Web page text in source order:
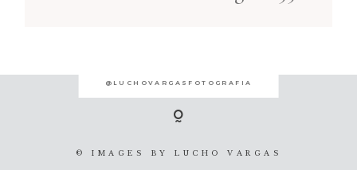
@LUCHOVARGASFOTOGRAFIA
© IMAGES BY LUCHO VARGAS